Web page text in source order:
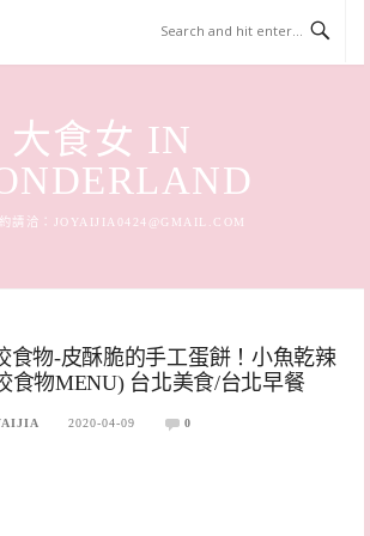
大食女 IN
請洽： JOYAIJIA0424@GMAIL.COM
食物-皮酥脆的手工蛋餅！小魚乾辣
食物MENU) 台北美食/台北早餐
2020-04-09 0